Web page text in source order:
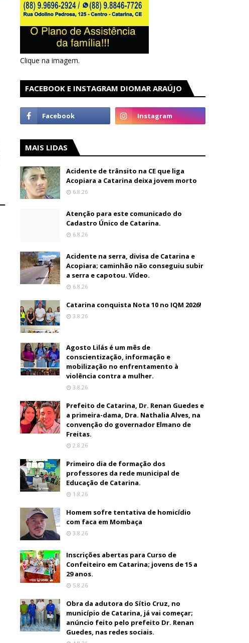
Clique na imagem.
FACEBOOK E INSTAGRAM DIOMAR ARAÚJO
MAIS LIDAS
Acidente de trânsito na CE que liga
Acopiara a Catarina deixa jovem morto
6.8.26
Atenção para este comunicado do
Cadastro Único de Catarina.
6.8.26
Acidente na serra, divisa de Catarina e
Acopiara; caminhão não conseguiu subir
a serra e capotou. Vídeo.
6.8.26
Catarina conquista Nota 10 no IQM 2026!
3.8.26
Agosto Lilás é um mês de
conscientização, informação e
mobilização no enfrentamento à
violência contra a mulher.
3.8.26
Prefeito de Catarina, Dr. Renan Guedes e
a primeira-dama, Dra. Nathalia Alves, na
convenção do governador Elmano de
Freitas.
2.8.26
Primeiro dia de formação dos
professores da rede municipal de
Educação de Catarina.
1.8.26
Homem sofre tentativa de homicídio
com faca em Mombaça
3.8.26
Inscrições abertas para Curso de
Confeiteiro em Catarina; jovens de 15 a
29 anos.
5.8.26
Obra da adutora do Sítio Cruz, no
município de Catarina, já vai começar;
anúncio feito pelo prefeito Dr. Renan
Guedes, nas redes sociais.